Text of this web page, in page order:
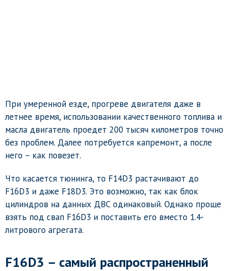
При умеренной езде, прогреве двигателя даже в
летнее время, использовании качественного топлива и
масла двигатель проедет 200 тысяч километров точно
без проблем. Далее потребуется капремонт, а после
него – как повезет.
Что касается тюнинга, то F14D3 растачивают до
F16D3 и даже F18D3. Это возможно, так как блок
цилиндров на данных ДВС одинаковый. Однако проще
взять под свап F16D3 и поставить его вместо 1.4-
литрового агрегата.
F16D3 – самый распространенный